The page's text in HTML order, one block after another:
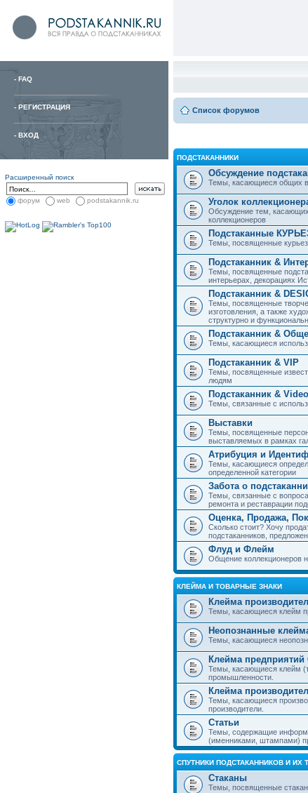
- FAQ
- РЕГИСТРАЦИЯ
- ВХОД
Расширенный поиск
форум web podstakannik.ru
Список форумов
ПОДСТАКАННИКИ
Обсуждение
Темы, касающиеся общих
Уголок
Обсуждение тем,
коллекционеров
Подстаканные
Темы, посвященные
Подстаканник &
Темы, посвященные
интерьерах, декорациях
Подстаканник &
Темы, посвященные
изготовления, а также
структурно и
Подстаканник &
Темы, касающиеся
Подстаканник & VIP
Темы, посвященные
людям
Подстаканник & Video
Темы, связанные с
Выставки
Темы, посвященные
выставляемых в рамках
Атрибуция и
Темы, касающиеся
определенной категории
Забота о
Темы, связанные с
ремонта и реставрации
Оценка, Продажа,
Сколько стоит? Хочу
подстаканников,
Флуд и Флейм
Общение коллекционеров
КЛЕЙМА И ТОВАРНЫЕ ЗНАКИ
Клейма
Темы, касающиеся клейм
Неопознанные
Темы, касающиеся
Клейма
Темы, касающиеся клейм
промышленности.
Клейма
Темы, касающиеся
производители.
Статьи
Темы, содержащие
(именниками, штампами)
СПУТНИКИ ПОДСТАКАННИКОВ И ИХ
Стаканы
Темы, посвященные